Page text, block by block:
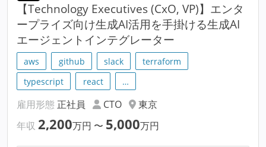
【Technology Executives (CxO, VP)】エンタ
ープライズ向け生成AI活用を手掛ける生成AI
エージェントインテグレーター
aws github slack
terraform
typescript
react …
雇用形態 正社員 CTO
東京
年収 2,200万円 〜 5,000万円